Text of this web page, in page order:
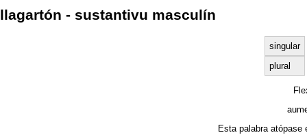
llagartón - sustantivu masculín
singular
plural
Esta palabra atópase